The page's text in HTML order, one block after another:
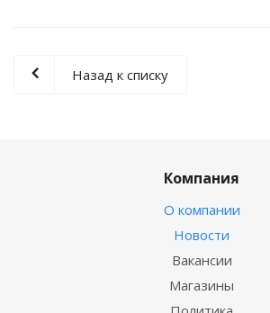
Назад к списку
Компания
О компании
Новости
Вакансии
Магазины